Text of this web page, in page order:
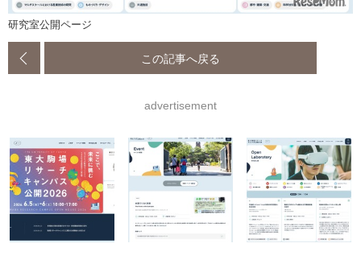
研究室公開ページ
この記事へ戻る
advertisement